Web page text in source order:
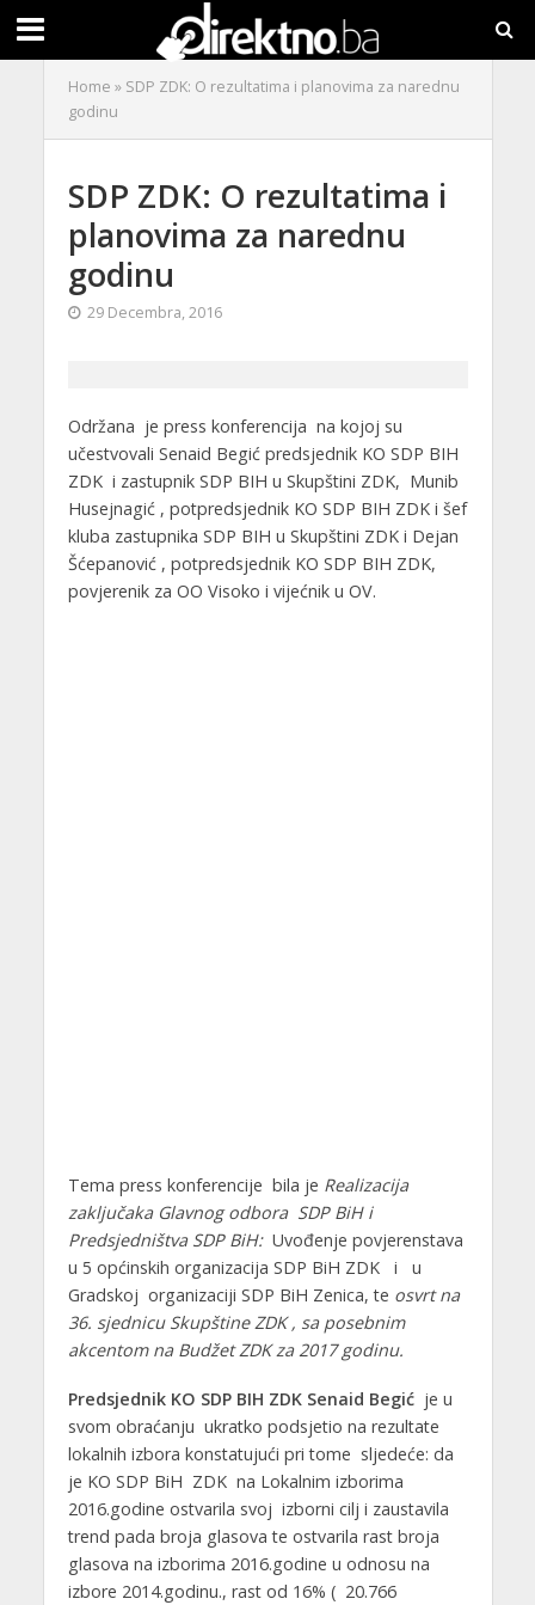
Home » SDP ZDK: O rezultatima i planovima za narednu
godinu
SDP ZDK: O rezultatima i
planovima za narednu
godinu
29 Decembra, 2016
Održana je press konferencija na kojoj su
učestvovali Senaid Begić predsjednik KO SDP BIH
ZDK i zastupnik SDP BIH u Skupštini ZDK, Munib
Husejnagić , potpredsjednik KO SDP BIH ZDK i šef
kluba zastupnika SDP BIH u Skupštini ZDK i Dejan
Šćepanović , potpredsjednik KO SDP BIH ZDK,
povjerenik za OO Visoko i vijećnik u OV.
Tema press konferencije bila je Realizacija
zaključaka Glavnog odbora SDP BiH i
Predsjedništva SDP BiH: Uvođenje povjerenstava
u 5 općinskih organizacija SDP BiH ZDK i u
Gradskoj organizaciji SDP BiH Zenica, te osvrt na
36. sjednicu Skupštine ZDK , sa posebnim
akcentom na Budžet ZDK za 2017 godinu.
Predsjednik KO SDP BIH ZDK Senaid Begićje u
svom obraćanju ukratko podsjetio na rezultate
lokalnih izbora konstatujući pri tome sljedeće: da
je KO SDP BiH ZDK na Lokalnim izborima
2016.godine ostvarila svoj izborni cilj i zaustavila
trend pada broja glasova te ostvarila rast broja
glasova na izborima 2016.godine u odnosu na
izbore 2014.godinu., rast od 16% ( 20.766